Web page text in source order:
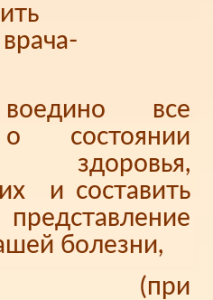
все
состоянии
здоровья,
и составить
болезни,
(при